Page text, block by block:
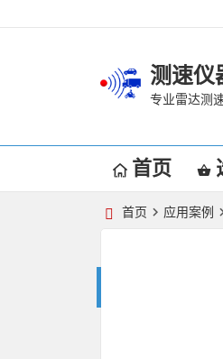
测速仪
专业雷达测
首页
首页 应用案例